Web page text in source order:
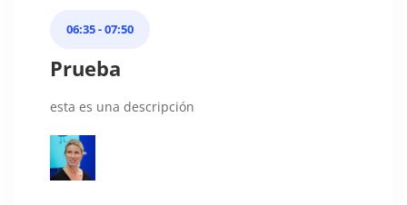
06:35 - 07:50
Prueba
esta es una descripción